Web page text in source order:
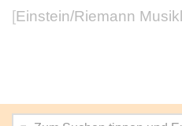
[Einstein/Riemann